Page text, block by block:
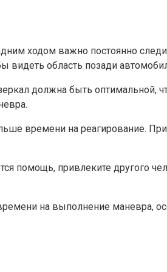
ходом важно постоянно
видеть область позади
должна быть оптимальной,
времени на реагирование. При
помощь, привлеките другого
на выполнение маневра,